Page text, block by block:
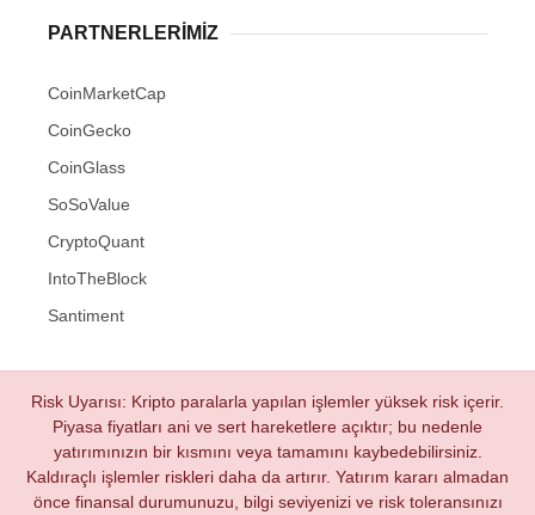
PARTNERLERIMIZ
CoinMarketCap
CoinGecko
CoinGlass
SoSoValue
CryptoQuant
IntoTheBlock
Santiment
Risk Uyarısı: Kripto paralarla yapılan işlemler yüksek risk içerir.
Piyasa fiyatları ani ve sert hareketlere açıktır; bu nedenle
yatırımınızın bir kısmını veya tamamını kaybedebilirsiniz.
Kaldıraçlı işlemler riskleri daha da artırır. Yatırım kararı almadan
önce finansal durumunuzu, bilgi seviyenizi ve risk toleransınızı